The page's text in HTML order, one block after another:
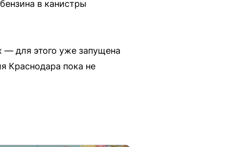
в канистры
— для этого уже запущена
Краснодара пока не